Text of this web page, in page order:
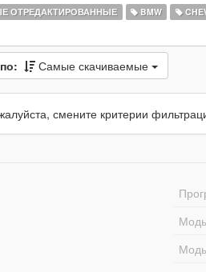
ОТРЕДАКТИРОВАННЫЕ BMW
Самые скачиваемые
смените критерии